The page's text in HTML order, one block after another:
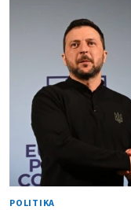
POLITIKA